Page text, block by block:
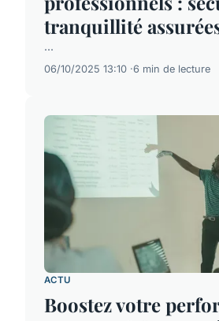
tranquillité
...
06/10/2025 13:10 6 min de lecture
ACTU
Boostez votre